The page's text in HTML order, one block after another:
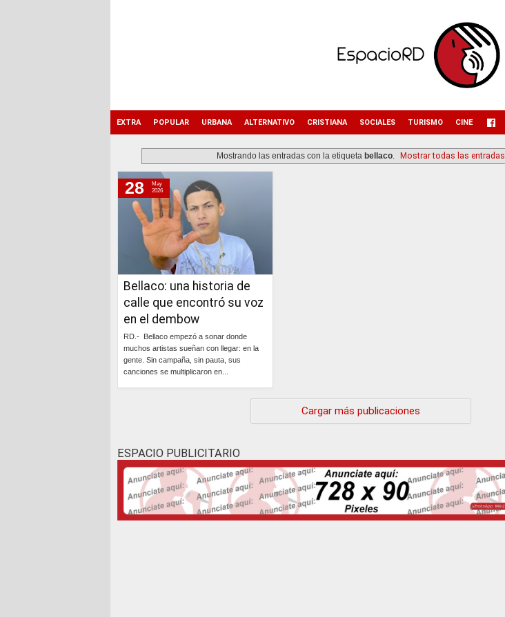
EXTRA POPULAR URBANA ALTERNATIVO CRISTIANA SOCIALES TURISMO CINE
Mostrando las entradas con la etiquetabellaco Mostrar todas las entradas
jueves, 28 de mayo de 2026
Bellaco: una historia de
calle que encontró su voz
en el dembow
RD.- Bellaco empezó a sonar donde
muchos artistas sueñan con llegar: en la
gente. Sin campaña, sin pauta, sus
canciones se multiplicaron en...
28
May
2026
Cargar más publicaciones
ESPACIO PUBLICITARIO